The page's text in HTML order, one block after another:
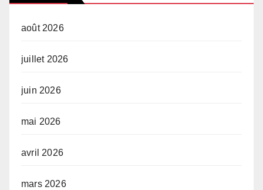
août 2026
juillet 2026
juin 2026
mai 2026
avril 2026
mars 2026